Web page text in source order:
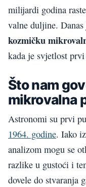
milijardi godina
valne duljine.
kozmičku
kada je svjetlost
Što nam
mikrovalna
Astronomi su prvi
1964. godine. Iako
analizom mogu se
razlike u gustoći i
dovele do stvaranja